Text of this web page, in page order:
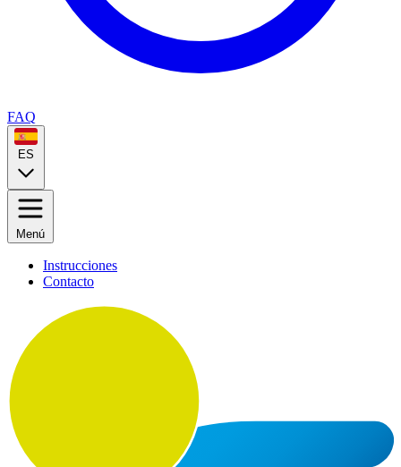
FAQ
ES
Menú
Instrucciones
Contacto